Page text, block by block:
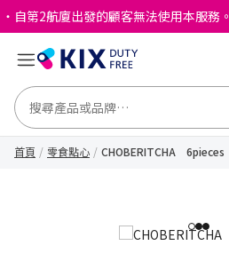
・自第2航廈出發的顧客無法使用本服務。
首頁 零食點心 CHOBERITCHA 6pieces
123